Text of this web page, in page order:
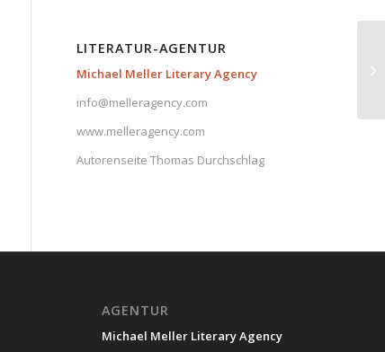
LITERATUR-AGENTUR
Michael Meller Literary Agency
info@melleragency.com
www.melleragency.com
Autorenseite Thomas Durchschlag
AGENTUR
Michael Meller Literary Agency